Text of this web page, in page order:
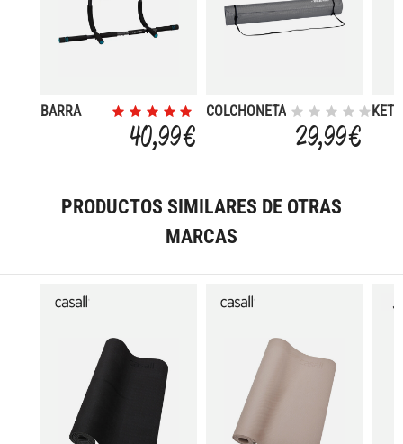
BARRA
40,99 €
COLCHONETA
29,99 €
PRODUCTOS SIMILARES DE OTRAS
MARCAS